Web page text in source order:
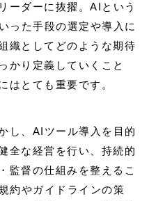
ーダーに抜擢。AIという
った手段の選定や導入に
織としてどのような期待
かり定義していくこと
はとても重要です。
し、AIツール導入を目的
全な経営を行い、持続的
監督の仕組みを整えるこ
約やガイドラインの策